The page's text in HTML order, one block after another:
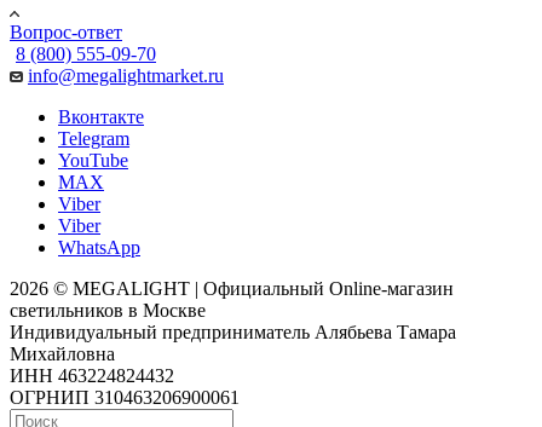
Вопрос-ответ
8 (800) 555-09-70
info@megalightmarket.ru
Вконтакте
Telegram
YouTube
MAX
Viber
Viber
WhatsApp
2026 © MEGALIGHT | Официальный Online-магазин
светильников в Москве
Индивидуальный предприниматель Алябьева Тамара
Михайловна
ИНН 463224824432
ОГРНИП 310463206900061